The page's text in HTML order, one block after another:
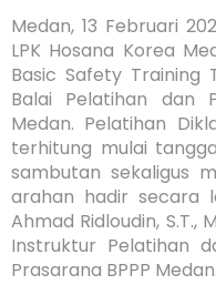
Medan, 13 Februari
LPK Hosana Korea
Basic Safety Training
Balai Pelatihan dan
Medan. Pelatihan
terhitung mulai
sambutan sekaligus
arahan hadir secara
Ahmad Ridloudin, S.T.,
Instruktur Pelatihan
Prasarana BPPP Medan.